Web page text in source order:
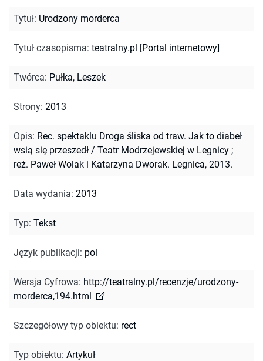
Tytuł: Urodzony morderca
Tytuł czasopisma: teatralny.pl [Portal internetowy]
Twórca: Pułka, Leszek
Strony: 2013
Opis: Rec. spektaklu Droga śliska od traw. Jak to diabeł
wsią się przeszedł / Teatr Modrzejewskiej w Legnicy ;
reż. Paweł Wolak i Katarzyna Dworak. Legnica, 2013.
Data wydania: 2013
Typ: Tekst
Język publikacji: pol
Wersja Cyfrowa: http://teatralny.pl/recenzje/urodzony-
morderca,194.html
Szczegółowy typ obiektu: rect
Typ obiektu: Artykuł